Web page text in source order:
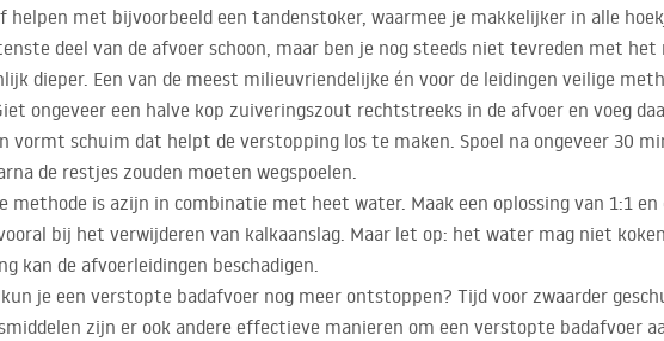
helpen met bijvoorbeeld een tandenstoker, waarmee je makkelijker in alle
deel van de afvoer schoon, maar ben je nog steeds niet tevreden met
dieper. Een van de meest milieuvriendelijke én voor de leidingen veilige
ongeveer een halve kop zuiveringszout rechtstreeks in de afvoer en voeg
vormt schuim dat helpt de verstopping los te maken. Spoel na ongeveer 30
de restjes zouden moeten wegspoelen.
methode is azijn in combinatie met heet water. Maak een oplossing van 1:1
bij het verwijderen van kalkaanslag. Maar let op: het water mag niet
kan de afvoerleidingen beschadigen.
je een verstopte badafvoer nog meer ontstoppen? Tijd voor zwaarder
zijn er ook andere effectieve manieren om een verstopte badafvoer